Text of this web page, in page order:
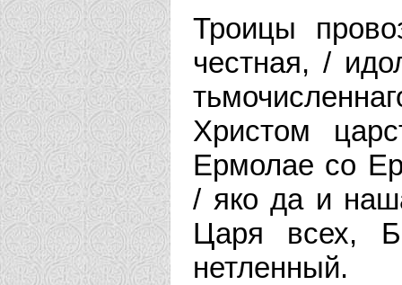
Троицы
честная, /
Христом
Ермолае со
/ яко да и
Царя всех,
нетленный.